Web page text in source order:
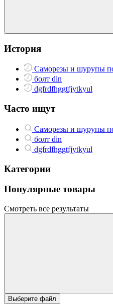
История
Саморезы и шурупы
болт din
dgfrdfhggtfjytkyul
Часто ищут
Саморезы и шурупы
болт din
dgfrdfhggtfjytkyul
Категории
Популярные товары
Смотреть все результаты
Выберите файл